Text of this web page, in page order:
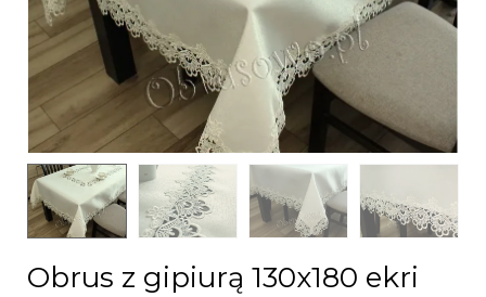
Obrus z gipiurą 130x180 ekri